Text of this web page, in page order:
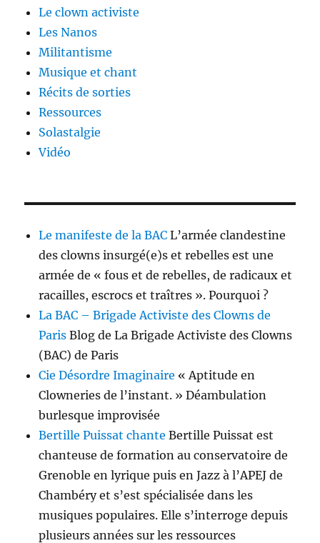
Le clown activiste
Les Nanos
Militantisme
Musique et chant
Récits de sorties
Ressources
Solastalgie
Vidéo
Le manifeste de la BAC L’armée clandestine
des clowns insurgé(e)s et rebelles est une
armée de « fous et de rebelles, de radicaux et
racailles, escrocs et traîtres ». Pourquoi ?
La BAC – Brigade Activiste des Clowns de
Paris Blog de La Brigade Activiste des Clowns
(BAC) de Paris
Cie Désordre Imaginaire « Aptitude en
Clowneries de l’instant. » Déambulation
burlesque improvisée
Bertille Puissat chante Bertille Puissat est
chanteuse de formation au conservatoire de
Grenoble en lyrique puis en Jazz à l’APEJ de
Chambéry et s’est spécia­lisée dans les
musiques populaires. Elle s’interroge depuis
plusieurs années sur les ressources